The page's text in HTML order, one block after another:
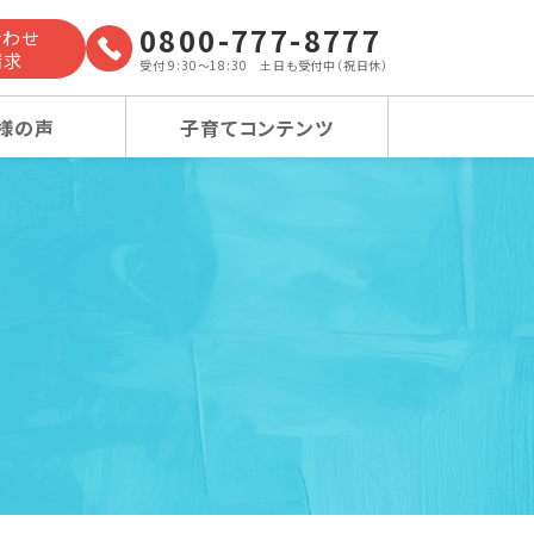
の声 子育てコンテンツ
せ
0800-777-8777
受付 9:30～18:30 土日も受付中（祝日休）